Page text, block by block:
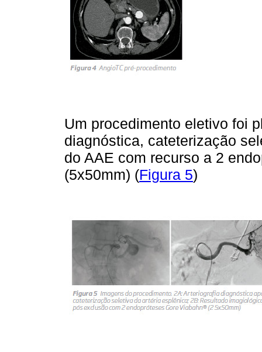
Um procedimento eletivo foi
diagnóstica, cateterização
do AAE com recurso a 2
(5x50mm) (Figura 5)